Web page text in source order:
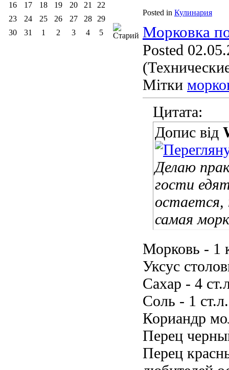
Posted in Кулинария
Морковка
Posted
Мітки
Цитата:
Допис від
Делаю
гости
остается,
самая
Морковь - 1
Уксус
Сахар - 4
Соль - 1 ст.л.
Кориандр
Перец
Перец
16
17 18 19 20 21
22
23
24 25 26 27 28
29
30
31 1 2 3 4 5